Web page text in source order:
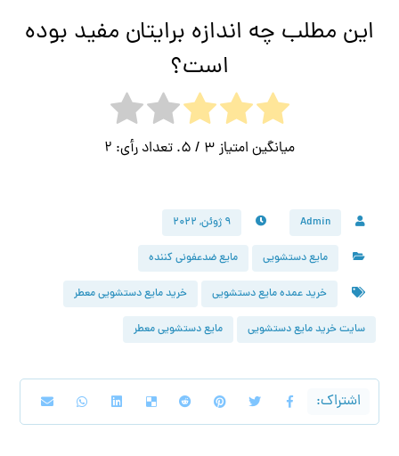
این مطلب چه اندازه برایتان مفید بوده
است؟
میانگین امتیاز 3 / 5. تعداد رأی: 2
Admin ۹ ژوئن, ۲۰۲۲
مایع دستشویی مایع ضدعفونی کننده
خرید عمده مایع دستشویی خرید مایع دستشویی معطر
سایت خرید مایع دستشویی مایع دستشویی معطر